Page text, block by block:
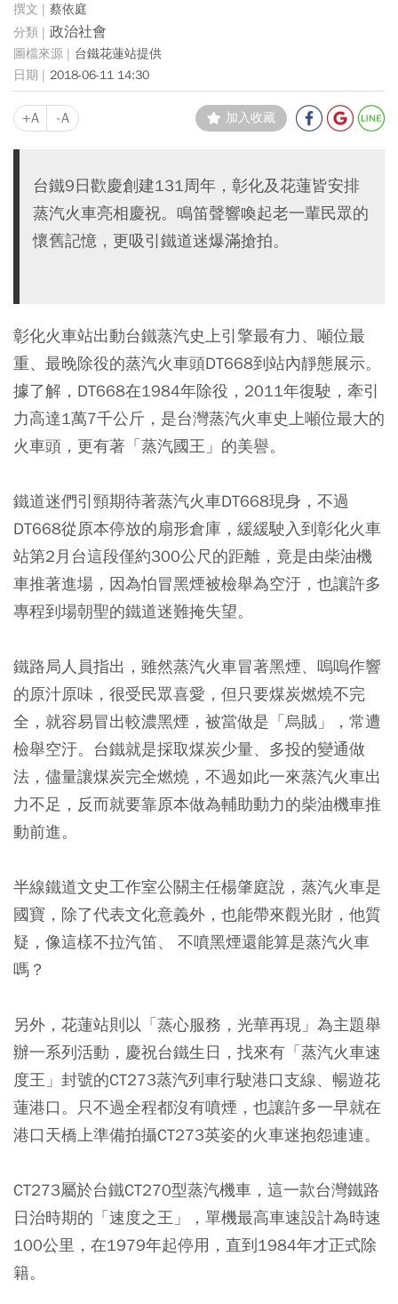
蔡依庭
政治社會
台鐵花蓮站提供
2018-06-11 14:30
+A -A 加入收藏
台鐵9日歡慶創建131周年，彰化及花蓮皆安排
蒸汽火車亮相慶祝。鳴笛聲響喚起老一輩民眾的
懷舊記憶，更吸引鐵道迷爆滿搶拍。
彰化火車站出動台鐵蒸汽史上引擎最有力、噸位最
重、最晚除役的蒸汽火車頭DT668到站內靜態展示。
據了解，DT668在1984年除役，2011年復駛，牽引
力高達1萬7千公斤，是台灣蒸汽火車史上噸位最大的
火車頭，更有著「蒸汽國王」的美譽。
鐵道迷們引頸期待著蒸汽火車DT668現身，不過
DT668從原本停放的扇形倉庫，緩緩駛入到彰化火車
站第2月台這段僅約300公尺的距離，竟是由柴油機
車推著進場，因為怕冒黑煙被檢舉為空汙，也讓許多
專程到場朝聖的鐵道迷難掩失望。
鐵路局人員指出，雖然蒸汽火車冒著黑煙、嗚嗚作響
的原汁原味，很受民眾喜愛，但只要煤炭燃燒不完
全，就容易冒出較濃黑煙，被當做是「烏賊」，常遭
檢舉空汙。台鐵就是採取煤炭少量、多投的變通做
法，儘量讓煤炭完全燃燒，不過如此一來蒸汽火車出
力不足，反而就要靠原本做為輔助動力的柴油機車推
動前進。
半線鐵道文史工作室公關主任楊肇庭說，蒸汽火車是
國寶，除了代表文化意義外，也能帶來觀光財，他質
疑，像這樣不拉汽笛、 不噴黑煙還能算是蒸汽火車
嗎？
另外，花蓮站則以「蒸心服務，光華再現」為主題舉
辦一系列活動，慶祝台鐵生日，找來有「蒸汽火車速
度王」封號的CT273蒸汽列車行駛港口支線、暢遊花
蓮港口。只不過全程都沒有噴煙，也讓許多一早就在
港口天橋上準備拍攝CT273英姿的火車迷抱怨連連。
CT273屬於台鐵CT270型蒸汽機車，這一款台灣鐵路
日治時期的「速度之王」，單機最高車速設計為時速
100公里，在1979年起停用，直到1984年才正式除
籍。